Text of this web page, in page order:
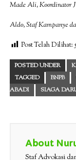
Made Ali, Koordinator
Aldo, Staf Kampanye
Post Telah Dilihat:
POSTED UNDER
TAGGED
BNPB
ABADI
SIAGA
About
Staf Advokasi